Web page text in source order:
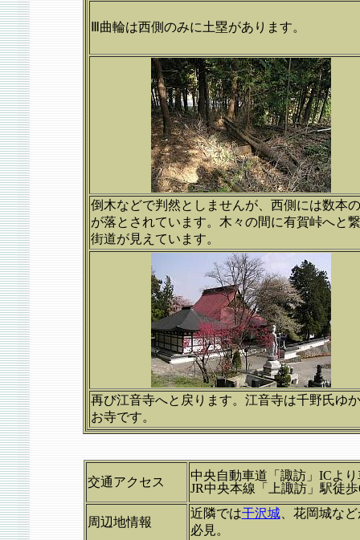
Ⅲ曲輪は西側のみに土塁があります。
倒木などで判然としませんが、西側には数本
が落とされています。木々の間に有賀峠へと
街道が見えています。
再び江音寺へと戻ります。江音寺は千野氏ゆ
お寺です。
交通アクセス
中央自動車道「諏訪」ICより
JR中央本線「上諏訪」駅徒
周辺地情報
近隣では干沢城、花岡城な
必見。